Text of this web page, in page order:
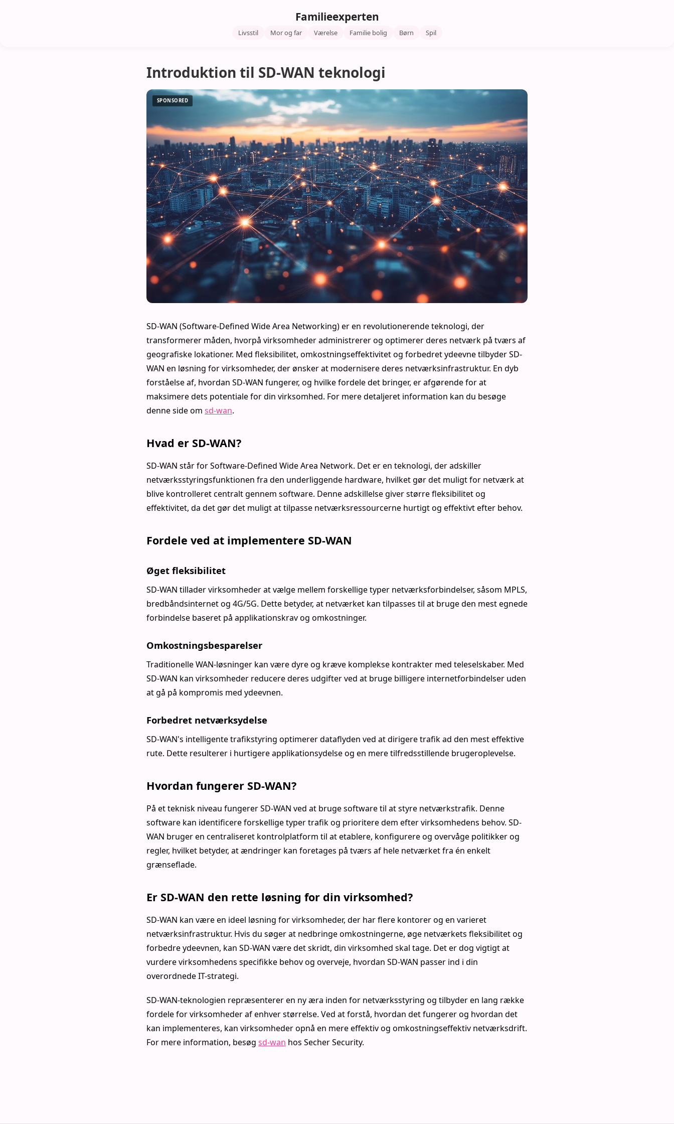
Familieexperten
Livsstil Mor og far Værelse Familie bolig Børn Spil
Introduktion til SD-WAN teknologi
SD-WAN (Software-Defined Wide Area Networking) er en revolutionerende teknologi, der
transformerer måden, hvorpå virksomheder administrerer og optimerer deres netværk på tværs af
geografiske lokationer. Med fleksibilitet, omkostningseffektivitet og forbedret ydeevne tilbyder SD-
WAN en løsning for virksomheder, der ønsker at modernisere deres netværksinfrastruktur. En dyb
forståelse af, hvordan SD-WAN fungerer, og hvilke fordele det bringer, er afgørende for at
maksimere dets potentiale for din virksomhed. For mere detaljeret information kan du besøge
denne side om sd-wan.
Hvad er SD-WAN?
SD-WAN står for Software-Defined Wide Area Network. Det er en teknologi, der adskiller
netværksstyringsfunktionen fra den underliggende hardware, hvilket gør det muligt for netværk at
blive kontrolleret centralt gennem software. Denne adskillelse giver større fleksibilitet og
effektivitet, da det gør det muligt at tilpasse netværksressourcerne hurtigt og effektivt efter behov.
Fordele ved at implementere SD-WAN
Øget fleksibilitet
SD-WAN tillader virksomheder at vælge mellem forskellige typer netværksforbindelser, såsom MPLS,
bredbåndsinternet og 4G/5G. Dette betyder, at netværket kan tilpasses til at bruge den mest egnede
forbindelse baseret på applikationskrav og omkostninger.
Omkostningsbesparelser
Traditionelle WAN-løsninger kan være dyre og kræve komplekse kontrakter med teleselskaber. Med
SD-WAN kan virksomheder reducere deres udgifter ved at bruge billigere internetforbindelser uden
at gå på kompromis med ydeevnen.
Forbedret netværksydelse
SD-WAN's intelligente trafikstyring optimerer dataflyden ved at dirigere trafik ad den mest effektive
rute. Dette resulterer i hurtigere applikationsydelse og en mere tilfredsstillende brugeroplevelse.
Hvordan fungerer SD-WAN?
På et teknisk niveau fungerer SD-WAN ved at bruge software til at styre netværkstrafik. Denne
software kan identificere forskellige typer trafik og prioritere dem efter virksomhedens behov. SD-
WAN bruger en centraliseret kontrolplatform til at etablere, konfigurere og overvåge politikker og
regler, hvilket betyder, at ændringer kan foretages på tværs af hele netværket fra én enkelt
grænseflade.
Er SD-WAN den rette løsning for din virksomhed?
SD-WAN kan være en ideel løsning for virksomheder, der har flere kontorer og en varieret
netværksinfrastruktur. Hvis du søger at nedbringe omkostningerne, øge netværkets fleksibilitet og
forbedre ydeevnen, kan SD-WAN være det skridt, din virksomhed skal tage. Det er dog vigtigt at
vurdere virksomhedens specifikke behov og overveje, hvordan SD-WAN passer ind i din
overordnede IT-strategi.
SD-WAN-teknologien repræsenterer en ny æra inden for netværksstyring og tilbyder en lang række
fordele for virksomheder af enhver størrelse. Ved at forstå, hvordan det fungerer og hvordan det
kan implementeres, kan virksomheder opnå en mere effektiv og omkostningseffektiv netværksdrift.
For mere information, besøg sd-wan hos Secher Security.